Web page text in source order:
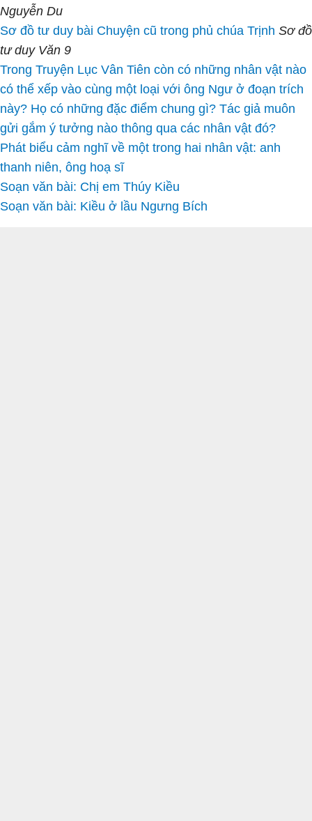
Nguyễn Du
Sơ đồ tư duy bài Chuyện cũ trong phủ chúa Trịnh Sơ đồ
tư duy Văn 9
Trong Truyện Lục Vân Tiên còn có những nhân vật nào
có thể xếp vào cùng một loại với ông Ngư ở đoạn trích
này? Họ có những đặc điểm chung gì? Tác giả muôn
gửi gắm ý tưởng nào thông qua các nhân vật đó?
Phát biểu cảm nghĩ về một trong hai nhân vật: anh
thanh niên, ông hoạ sĩ
Soạn văn bài: Chị em Thúy Kiều
Soạn văn bài: Kiều ở lầu Ngưng Bích